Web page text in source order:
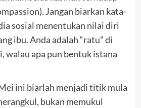
Jangan biarkan kata-
sosial menentukan nilai diri
ibu. Anda adalah “ratu” di
walau apa pun bentuk istana
ini biarlah menjadi titik mula
bukan memukul